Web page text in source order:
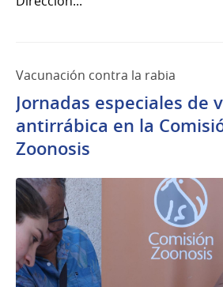
Vacunación contra la rabia
Jornadas especiales de
antirrábica en la
Zoonosis